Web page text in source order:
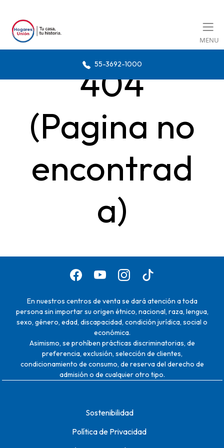
MENU
55-3692-1000
404
(Pagina no
encontrad
a)
En nuestros centros de venta se dará atención a toda
persona sin importar su origen étnico, nacional, raza, lengua,
sexo, género, edad, discapacidad, condición jurídica, social o
económica.
Asimismo, se prohíben prácticas discriminatorias, de
preferencia, exclusión, selección de clientes,
condicionamiento de consumo, de reserva del derecho de
admisión o de cualquier otro tipo.
Sostenibilidad
Política de Privacidad